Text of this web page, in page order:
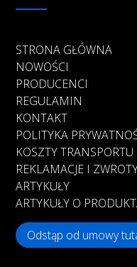
STRONA GŁÓWNA
NOWOŚCI
PRODUCENCI
REGULAMIN
KONTAKT
POLITYKA
KOSZTY TRANSPORTU
REKLAMACJE I
ARTYKUŁY
ARTYKUŁY O
Odstąp od umowy